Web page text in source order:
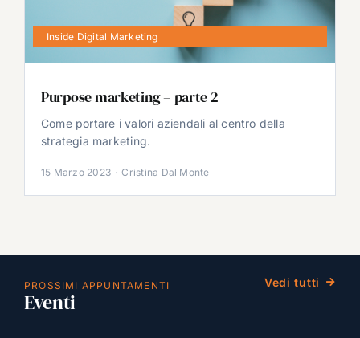
Inside Digital Marketing
Purpose marketing – parte 2
Come portare i valori aziendali al centro della
strategia marketing.
15 Marzo 2023 · Cristina Dal Monte
PROSSIMI APPUNTAMENTI
Eventi
Vedi tutti